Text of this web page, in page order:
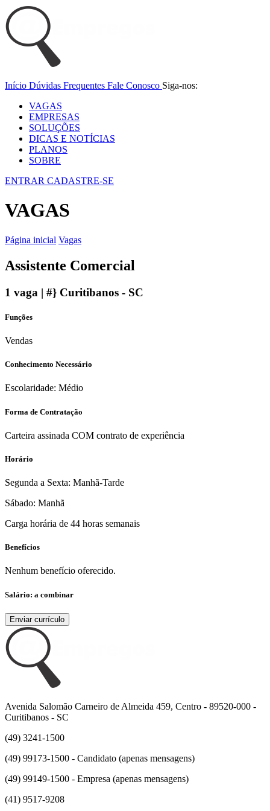
Início Dúvidas Frequentes Fale Conosco Siga-nos:
VAGAS
EMPRESAS
SOLUÇÕES
DICAS E NOTÍCIAS
PLANOS
SOBRE
ENTRAR CADASTRE-SE
VAGAS
Página inicial Vagas
Assistente Comercial
1 vaga | #} Curitibanos - SC
Funções
Vendas
Conhecimento Necessário
Escolaridade: Médio
Forma de Contratação
Carteira assinada COM contrato de experiência
Horário
Segunda a Sexta: Manhã-Tarde
Sábado: Manhã
Carga horária de 44 horas semanais
Benefícios
Nenhum benefício oferecido.
Salário: a combinar
Enviar currículo
Avenida Salomão Carneiro de Almeida 459, Centro - 89520-000 -
Curitibanos - SC
(49) 3241-1500
(49) 99173-1500 - Candidato (apenas mensagens)
(49) 99149-1500 - Empresa (apenas mensagens)
(41) 9517-9208